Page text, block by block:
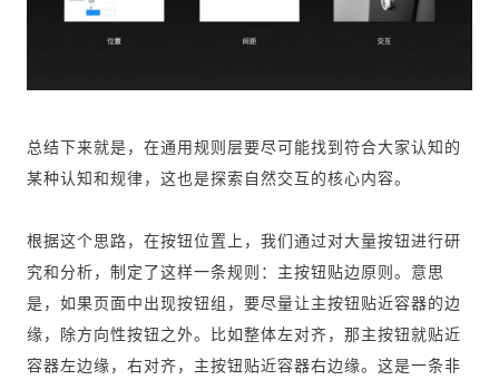
总结下来就是，在通用规则层要尽可能找到符合大家认知的
某种认知和规律，这也是探索自然交互的核心内容。
根据这个思路，在按钮位置上，我们通过对大量按钮进行研
究和分析，制定了这样一条规则：主按钮贴边原则。意思
是，如果页面中出现按钮组，要尽量让主按钮贴近容器的边
缘，除方向性按钮之外。比如整体左对齐，那主按钮就贴近
容器左边缘，右对齐，主按钮贴近容器右边缘。这是一条非